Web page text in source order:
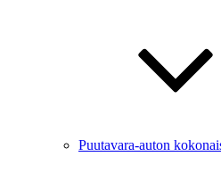
Puutavara-auton